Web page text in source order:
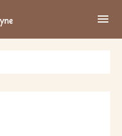
